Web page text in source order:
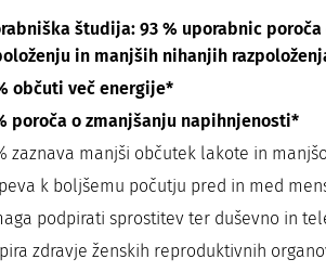
študija: 93 % uporabnic
in manjših nihanjih
občuti več energije*
poroča o zmanjšanju napihnjenosti*
zaznava manjši občutek lakote in
k boljšemu počutju pred in med
podpirati sprostitev ter duševno in
zdravje ženskih reproduktivnih